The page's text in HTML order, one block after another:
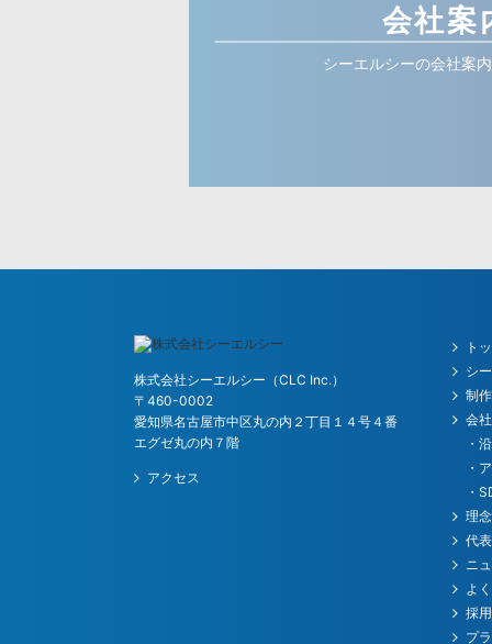
会社案
シーエルシーの会社案
株式会社シーエルシー（CLC Inc.）
〒460-0002
愛知県名古屋市中区丸の内２丁目１４号４番
エグゼ丸の内７階
アクセス
ト
シ
制
会
・
・
・
理念
代
ニ
よ
採
プ